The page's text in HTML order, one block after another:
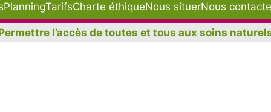
PlanningTarifsCharte éthiqueNous situerNous
l’accès de toutes et tous aux soins